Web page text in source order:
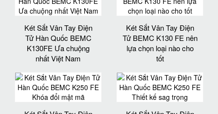
Két Sắt Vân Tay Điện
Tử Hàn Quốc BEMC
K130FE Ưa chuộng
nhất Việt Nam
Két Sắt Vân Tay Điện
Tử BEMC K130 FE nên
lựa chọn loại nào cho
tốt